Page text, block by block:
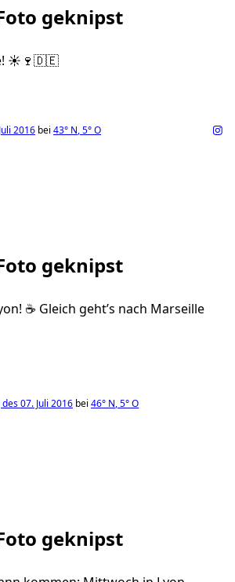
geknipst
☀️🍷🇩🇪
2016 bei 43° N,5°O
geknipst
☕️ Gleich geht’s nach Marseille
07. Juli 2016 bei 46° N,5°O
geknipst